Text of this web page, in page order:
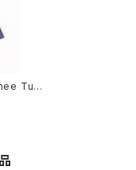
Tuc